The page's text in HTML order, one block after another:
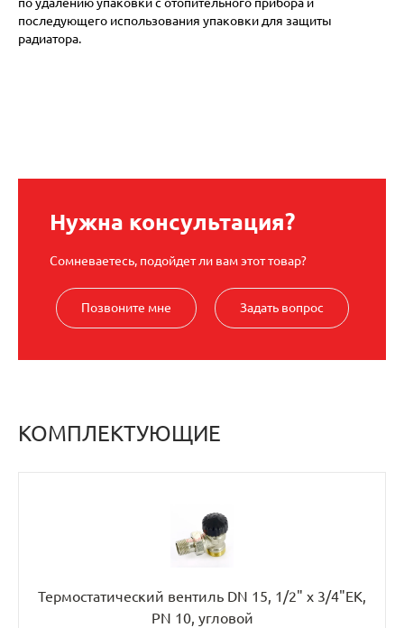
последующего использования упаковки для защиты
радиатора.
Нужна консультация?
Сомневаетесь, подойдет ли вам этот товар?
Позвоните мне Задать вопрос
КОМПЛЕКТУЮЩИЕ
Термостатический вентиль DN 15, 1/2" х 3/4"EK,
PN 10, угловой